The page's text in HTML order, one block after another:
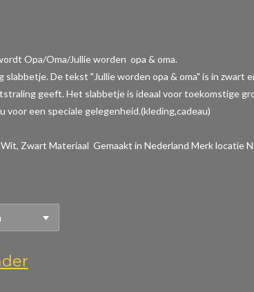
Opa/Oma/Jullie worden opa & oma.
slabbetje. De tekst "Jullie worden opa & oma" is in
geeft. Het slabbetje is ideaal voor toekomstige
voor een speciale gelegenheid.(kleding,cadeau)
Zwart Materiaal Gemaakt in Nederland Merk locatie